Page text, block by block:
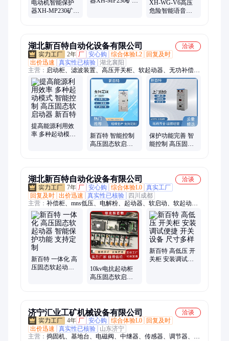
电动机智能保护
器XH-MP230矿用
XH-WG-V6高压
危险智能语音警
湖北新百特自动化设备有限公司
洽谈
2年 厂 安心购 综合体验L2
回复及时
出价迅速
真实性已核验 湖北襄阳
主营： 启动柜、滤波装置、高压开关柜、软起动器、无功补偿装
置、破碎机控制柜、高压无功补偿柜、发动机启动装置、补偿装
置
提高能源利用效
率 多种起动模式
新百特 智能控制
高压固态软启动
保护功能完善 智
能控制 高压固态
湖北新百特自动化设备有限公司
洽谈
7年 厂 安心购 综合体验L0 真实工厂
回复及时 出价迅速 真实性已核验
四川成都
主营： 补偿柜、mns低压、电解粉、起动器、软启动、软起动、
启动器、进相器、滤波器、xdq低压、液阻柜、svg无功、开关
柜、电解液、高压柜、启动柜、电解质、电动机、滤波柜、启动
粉、水阻柜、新百特、智能环保、工作电压、专一定制
新百特 一体化 高
压固态软起动器
10kv电抗起动柜
高压固态软启动
新百特 高低压 开
关柜 安装调试便
济宁汇业工矿机械设备有限公司
洽谈
4年 厂 安心购 综合体验L0
回复及时
出价迅速
真实性已核验
山东济宁
主营： 捣固机、基地台、电磁阀、中继器、传感器、调节器、变